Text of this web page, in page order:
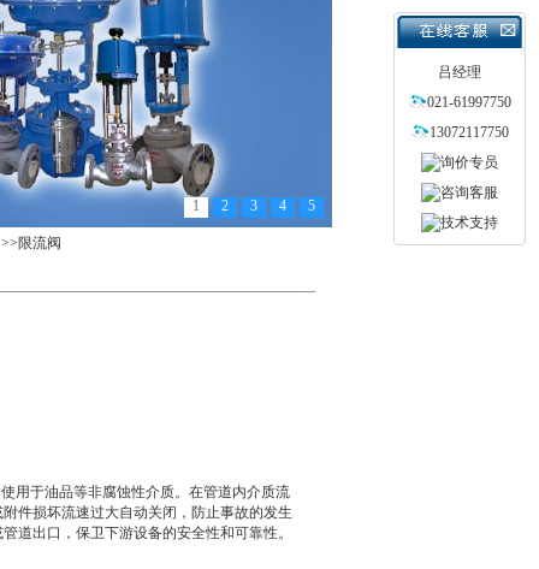
1 2 3 4 5
吕经理
021-61997750
13072117750
>>限流阀
用于油品等非腐蚀性介质。在管道内介质流
件损坏流速过大自动关闭，防止事故的发生
道出口，保卫下游设备的安全性和可靠性。